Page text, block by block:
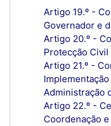
Artigo 19.º -
Governador e
Artigo 20.º -
Protecção Civil
Artigo 21.º -
Administração
Artigo 22.º -
Coordenação